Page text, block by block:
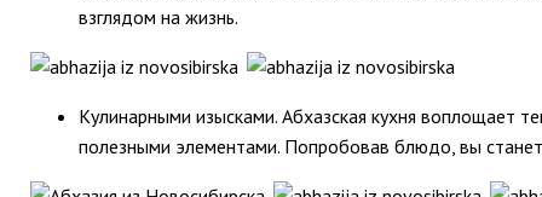
взглядом на жизнь.
Кулинарными изысками. Абхазская кухня воплощает
полезными элементами. Попробовав блюдо, вы